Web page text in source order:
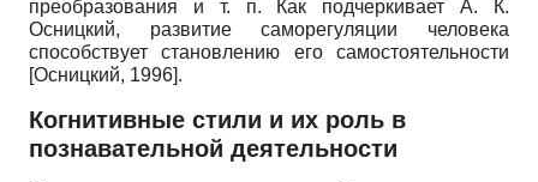
преобразования и т. п. Как подчеркивает А. К.
Осницкий, развитие саморегуляции человека
способствует становлению его самостоятельности
[Осницкий, 1996].
Когнитивные стили и их роль в
познавательной деятельности